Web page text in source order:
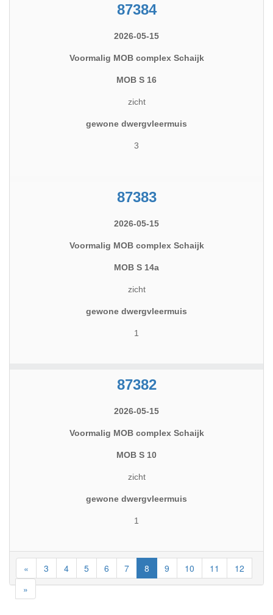
87384
2026-05-15
Voormalig MOB complex Schaijk
MOB S 16
zicht
gewone dwergvleermuis
3
87383
2026-05-15
Voormalig MOB complex Schaijk
MOB S 14a
zicht
gewone dwergvleermuis
1
87382
2026-05-15
Voormalig MOB complex Schaijk
MOB S 10
zicht
gewone dwergvleermuis
1
« 3 4 5 6 7 8 9 10 11
12
»